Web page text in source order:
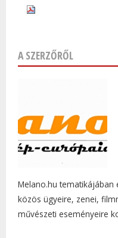
A SZERZŐRŐL
Melano.hu tematikájában
közös ügyeire, zenei,
művészeti eseményeire